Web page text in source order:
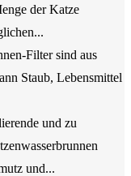
der Katze
Filter sind aus
Staub, Lebensmittel
und zu
und...